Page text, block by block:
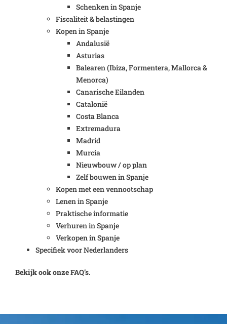
Schenken in Spanje
Fiscaliteit & belastingen
Kopen in Spanje
Andalusië
Asturias
Balearen (Ibiza, Formentera, Mallorca &
Menorca)
Canarische Eilanden
Catalonië
Costa Blanca
Extremadura
Madrid
Murcia
Nieuwbouw / op plan
Zelf bouwen in Spanje
Kopen met een vennootschap
Lenen in Spanje
Praktische informatie
Verhuren in Spanje
Verkopen in Spanje
Specifiek voor Nederlanders
Bekijk ook onze FAQ’s.